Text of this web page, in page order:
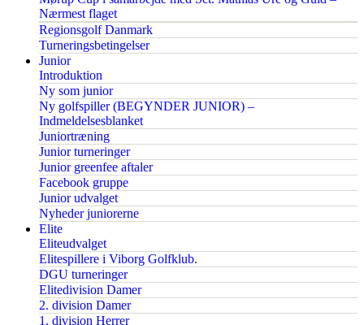
Nærmest flaget
Regionsgolf Danmark
Turneringsbetingelser
Junior
Introduktion
Ny som junior
Ny golfspiller (BEGYNDER JUNIOR) –
Indmeldelsesblanket
Juniortræning
Junior turneringer
Junior greenfee aftaler
Facebook gruppe
Junior udvalget
Nyheder juniorerne
Elite
Eliteudvalget
Elitespillere i Viborg Golfklub.
DGU turneringer
Elitedivision Damer
2. division Damer
1. division Herrer